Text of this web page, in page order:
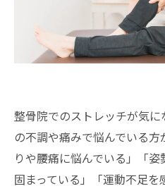
整骨院でのストレッチが気
の不調や痛みで悩んでいる
りや腰痛に悩んでいる」「
固まっている」「運動不足